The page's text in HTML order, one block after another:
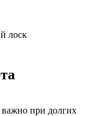
лоск
при долгих